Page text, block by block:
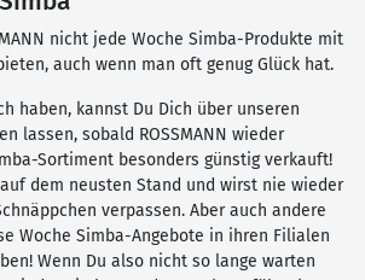
nicht jede Woche Simba-Produkte mit
auch wenn man oft genug Glück hat.
haben, kannst Du Dich über unseren
lassen, sobald ROSSMANN wieder
Sortiment besonders günstig verkauft!
dem neusten Stand und wirst nie wieder
verpassen. Aber auch andere
Woche Simba-Angebote in ihren Filialen
Wenn Du also nicht so lange warten